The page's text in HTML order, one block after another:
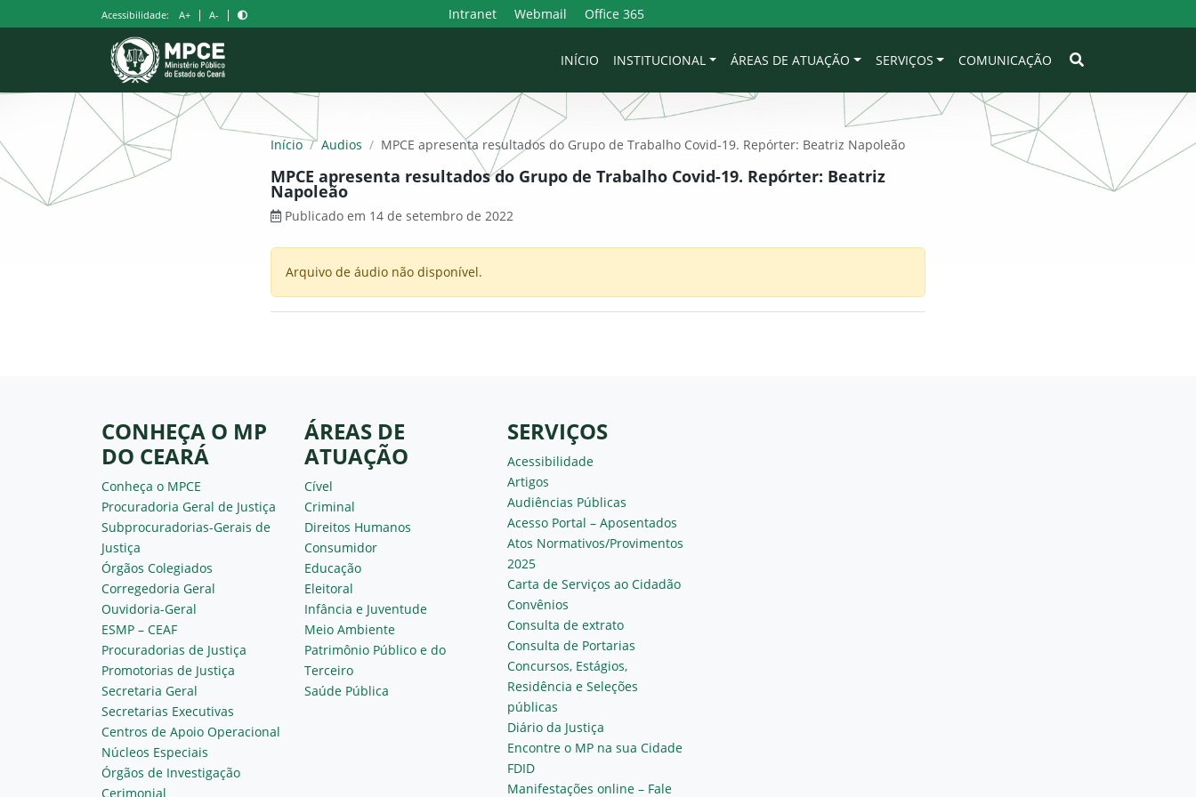
para
Acessibilidade: A+ | A- | Intranet Webmail Office 365
INÍCIO INSTITUCIONAL ÁREAS DE ATUAÇÃO SERVIÇOS COMUNICAÇÃO
Início / Audios / MPCE apresenta resultados do Grupo de Trabalho Covid-19. Repórter: Beatriz Napoleão
MPCE apresenta resultados do Grupo de Trabalho Covid-19. Repórter: Beatriz
Napoleão
Publicado em 14 de setembro de 2022
Arquivo de áudio não disponível.
CONHEÇA O MP
DO CEARÁ
Conheça o MPCE
Procuradoria Geral de Justiça
Subprocuradorias-Gerais de
Justiça
Órgãos Colegiados
Corregedoria Geral
Ouvidoria-Geral
ESMP – CEAF
Procuradorias de Justiça
Promotorias de Justiça
Secretaria Geral
Secretarias Executivas
Centros de Apoio Operacional
Núcleos Especiais
Órgãos de Investigação
Cerimonial
ÁREAS DE
ATUAÇÃO
Cível
Criminal
Direitos Humanos
Consumidor
Educação
Eleitoral
Infância e Juventude
Meio Ambiente
Patrimônio Público e do
Terceiro
Saúde Pública
SERVIÇOS
Acessibilidade
Artigos
Audiências Públicas
Acesso Portal – Aposentados
Atos Normativos/Provimentos
2025
Carta de Serviços ao Cidadão
Convênios
Consulta de extrato
Consulta de Portarias
Concursos, Estágios,
Residência e Seleções
públicas
Diário da Justiça
Encontre o MP na sua Cidade
FDID
Manifestações online – Fale